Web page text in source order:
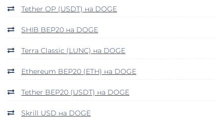
Tether OP (USDT) на DOGE
SHIB BEP20 на DOGE
Terra Classic (LUNC) на DOGE
Ethereum BEP20 (ETH) на DOGE
Tether BEP20 (USDT) на DOGE
Skrill USD на DOGE